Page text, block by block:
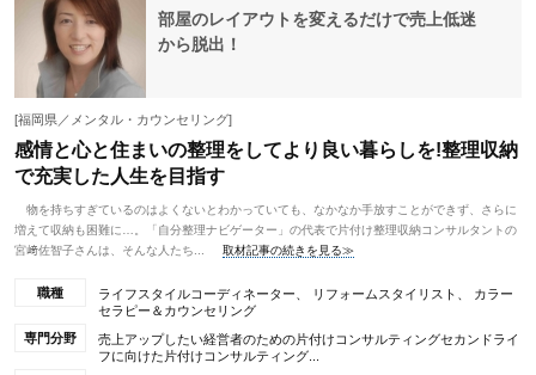
部屋のレイアウトを変えるだけで売上低迷
から脱出！
[福岡県／メンタル・カウンセリング]
感情と心と住まいの整理をしてより良い暮らしを!整理収納
で充実した人生を目指す
物を持ちすぎているのはよくないとわかっていても、なかなか手放すことができず、さらに
増えて収納も困難に…。「自分整理ナビゲーター」の代表で片付け整理収納コンサルタントの
宮﨑佐智子さんは、そんな人たち...
取材記事の続きを見る≫
職種
ライフスタイルコーディネーター、 リフォームスタイリスト、 カラー
セラピー＆カウンセリング
専門分野
売上アップしたい経営者のための片付けコンサルティングセカンドライ
フに向けた片付けコンサルティング...